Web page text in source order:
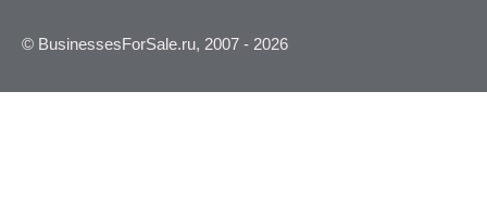
© BusinessesForSale.ru, 2007 - 2026